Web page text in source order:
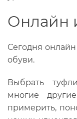
Онлайн
Сегодня
обуви.
Выбрать
многие
примерить,